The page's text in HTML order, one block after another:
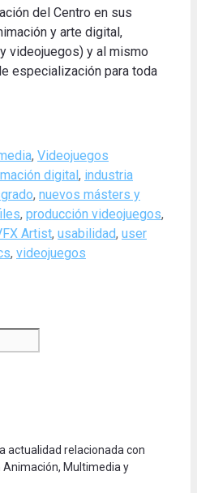
del Centro en sus
y arte digital,
videojuegos) y al mismo
especialización para toda
, Videojuegos
digital , industria
, nuevos másters y
, producción videojuegos,
Artist, usabilidad, user
, videojuegos
actualidad relacionada con
Multimedia y